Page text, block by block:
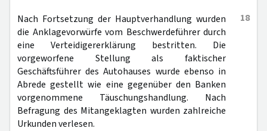
18
Nach Fortsetzung der Hauptverhandlung wurden
die Anklagevorwürfe vom Beschwerdeführer durch
eine Verteidigererklärung bestritten. Die
vorgeworfene Stellung als faktischer
Geschäftsführer des Autohauses wurde ebenso in
Abrede gestellt wie eine gegenüber den Banken
vorgenommene Täuschungshandlung. Nach
Befragung des Mitangeklagten wurden zahlreiche
Urkunden verlesen.